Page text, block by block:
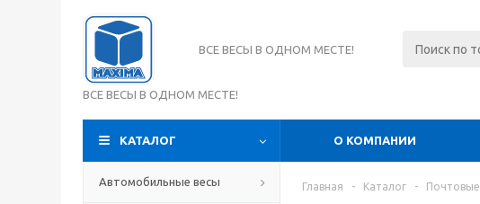
ВСЕ ВЕСЫ В ОДНОМ МЕСТЕ!
ВСЕ ВЕСЫ В ОДНОМ МЕСТЕ!
КАТАЛОГ О КОМПАНИИ
Автомобильные весы Главная - Каталог -